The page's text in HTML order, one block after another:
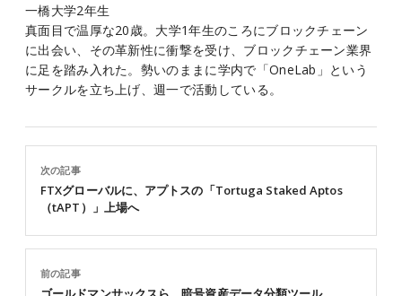
一橋大学2年生
真面目で温厚な20歳。大学1年生のころにブロックチェーン
に出会い、その革新性に衝撃を受け、ブロックチェーン業界
に足を踏み入れた。勢いのままに学内で「OneLab」という
サークルを立ち上げ、週一で活動している。
前の記事
次の記事
FTXグローバルに、アプトスの「Tortuga Staked Aptos
（tAPT）」上場へ